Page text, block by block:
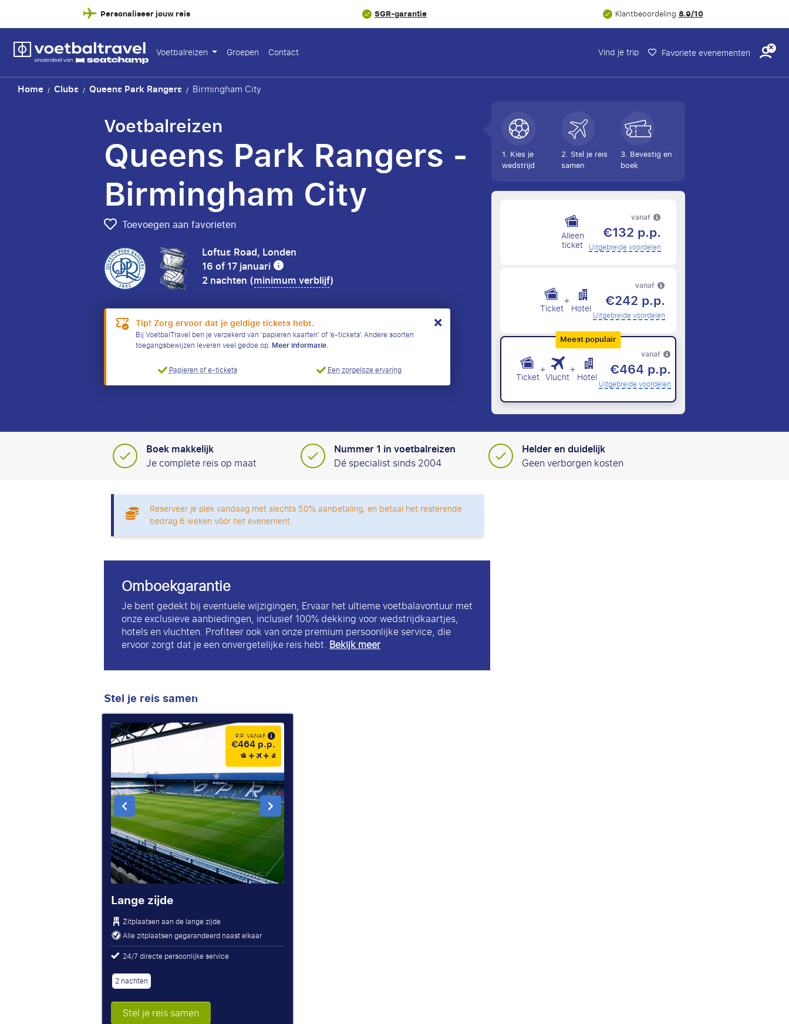
Personaliseer jouw reis SGR-garantie Klantbeoordeling8.9/10
Voetbalreizen Groepen Contact Vind je trip Favoriete evenementen
Home / Clubs / Queens Park Rangers / Birmingham City
Voetbalreizen
Queens Park Rangers -
Birmingham City
Toevoegen aan favorieten
Loftus Road, Londen
16 of 17 januari
2 nachten (minimum verblijf)
Tip! Zorg ervoor dat je geldige tickets hebt.
Bij VoetbalTravel ben je verzekerd van ‘papieren kaarten’ of ‘e-tickets’. Andere soorten
toegangsbewijzen leveren veel gedoe op.Meer informatie.
Papieren of e-tickets
Een zorgeloze ervaring
1. Kies je
wedstrijd
2. Stel je reis
samen
3. Bevestig en
boek
Alleen
ticket
vanaf
€132 p.p.
Uitgebreide voordelen
Ticket+Hotel
vanaf
€242 p.p.
Uitgebreide voordelen
Meest populair
Ticket+Vlucht+Hotel
vanaf
€464 p.p.
Uitgebreide voordelen
Boek makkelijk
Je complete reis op maat
Nummer 1 in voetbalreizen
Dé specialist sinds 2004
Helder en duidelijk
Geen verborgen kosten
Reserveer je plek vandaag met slechts 50% aanbetaling, en betaal het resterende
bedrag 6 weken vóór het evenement.
Omboekgarantie
Je bent gedekt bij eventuele wijzigingen, Ervaar het ultieme voetbalavontuur met
onze exclusieve aanbiedingen, inclusief 100% dekking voor wedstrijdkaartjes,
hotels en vluchten. Profiteer ook van onze premium persoonlijke service, die
ervoor zorgt dat je een onvergetelijke reis hebt. Bekijk meer
Stel je reis samen
P.P. VANAF
€464 p.p.
Lange zijde
Zitplaatsen aan de lange zijde
Alle zitplaatsen gegarandeerd naast elkaar
24/7 directe persoonlijke service
2 nachten
Stel je reis samen